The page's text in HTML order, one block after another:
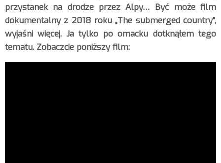
przystanek na drodze przez Alpy… Być może film
dokumentalny z 2018 roku „The submerged country”,
wyjaśni więcej. Ja tylko po omacku dotknąłem tego
tematu. Zobaczcie poniższy film: